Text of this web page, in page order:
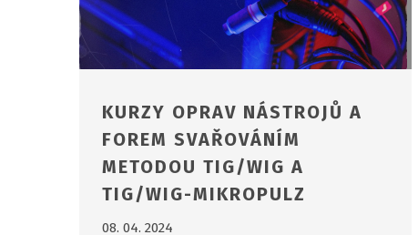
KURZY OPRAV NÁSTROJŮ A
FOREM SVAŘOVÁNÍM
METODOU TIG/WIG A
TIG/WIG-MIKROPULZ
08. 04. 2024